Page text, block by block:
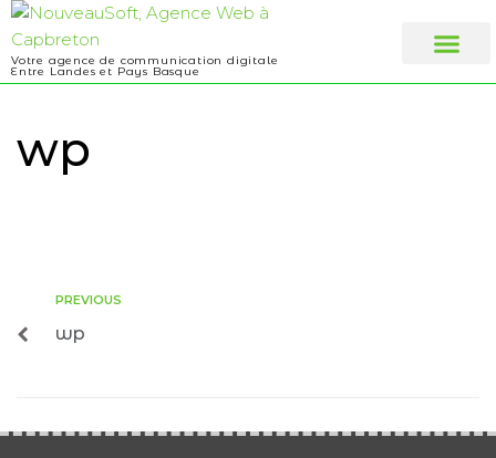
Votre agence de communication digitale
Entre Landes et Pays Basque
wp
PREVIOUS
wp